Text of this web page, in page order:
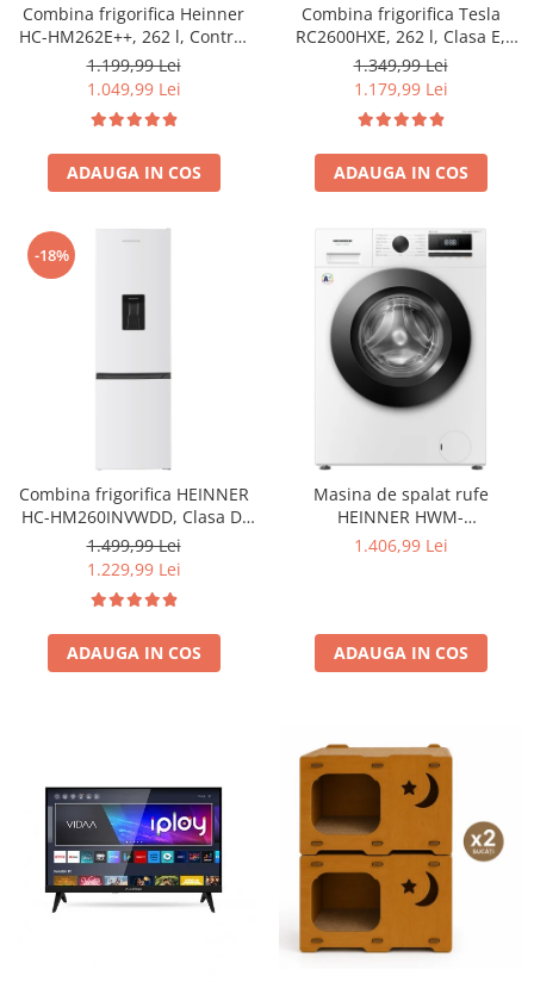
Combina frigorifica Heinner
HC-HM262E++, 262 l, Control
electronic, Iluminare LED, Usi
reversibile, Clasa E, H 180 cm,
Alb
1.199,99 Lei
1.049,99 Lei
ADAUGA IN COS
Combina frigorifica Tesla
RC2600HXE, 262 l, Clasa E,
Iluminare LED, dezghetare
automata frigider, H 180 cm,
Inox
1.349,99 Lei
1.179,99 Lei
ADAUGA IN COS
-18%
Combina frigorifica HEINNER
HC-HM260INVWDD, Clasa D,
260L, Dozator apa, Control
electronic cu termostat
ajustabil, Lumina LED, Usa
reversibila, H 180 cm, Alb
1.499,99 Lei
1.229,99 Lei
ADAUGA IN COS
Masina de spalat rufe
HEINNER HWM-
HME9014IVA10+++, 9 KG, 1400
1.406,99 Lei
ADAUGA IN COS